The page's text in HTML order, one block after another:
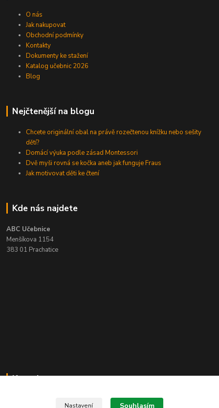
O nás
Jak nakupovat
Obchodní podmínky
Kontakty
Dokumenty ke stažení
Katalog učebnic 2026
Blog
Nejčtenější na blogu
Chcete originální obal na právě rozečtenou knížku nebo sešity
dětí?
Domácí výuka podle zásad Montessori
Dvě myši rovná se kočka aneb jak funguje Fraus
Jak motivovat děti ke čtení
Kde nás najdete
ABC Učebnice
Menšíkova 1154
383 01 Prachatice
Kontakty
Zákaznická podpora ABC učebnice
Nastavení Souhlasím